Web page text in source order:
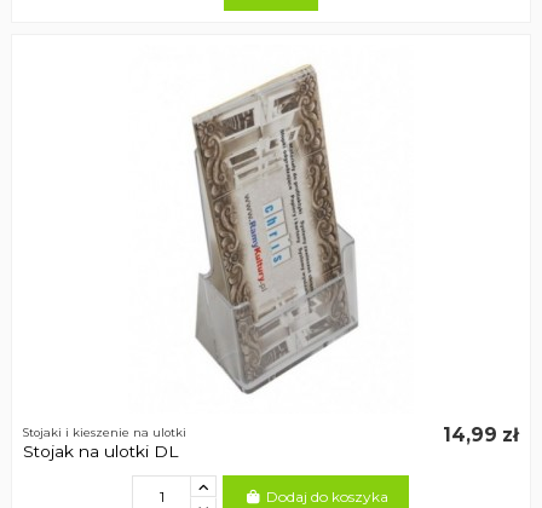
Stojaki i kieszenie na ulotki
Stojak na ulotki DL
14,99 zł
Dodaj do koszyka